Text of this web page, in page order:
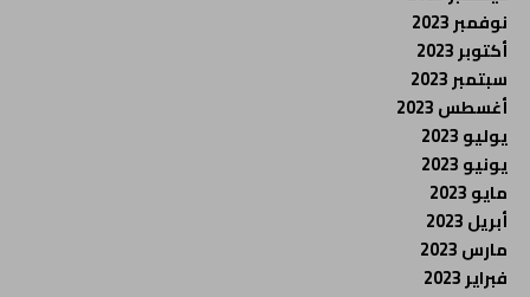
نوفمبر 2023
أكتوبر 2023
سبتمبر 2023
أغسطس 2023
يوليو 2023
يونيو 2023
مايو 2023
أبريل 2023
مارس 2023
فبراير 2023